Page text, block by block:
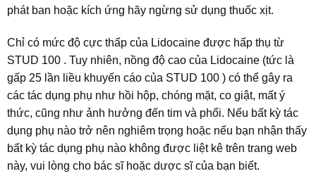
phát ban hoặc kích ứng hãy ngừng sử dụng thuốc xịt.
Chỉ có mức độ cực thấp của Lidocaine được hấp thụ từ
STUD 100 . Tuy nhiên, nồng độ cao của Lidocaine (tức là
gấp 25 lần liều khuyến cáo của STUD 100 ) có thể gây ra
các tác dụng phụ như hồi hộp, chóng mặt, co giật, mất ý
thức, cũng như ảnh hưởng đến tim và phổi. Nếu bất kỳ tác
dụng phụ nào trở nên nghiêm trọng hoặc nếu bạn nhận thấy
bất kỳ tác dụng phụ nào không được liệt kê trên trang web
này, vui lòng cho bác sĩ hoặc dược sĩ của bạn biết.